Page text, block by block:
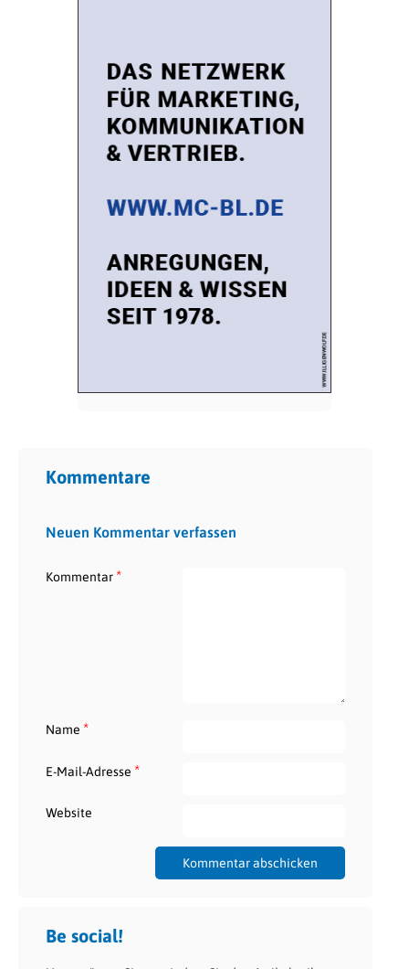
Kommentare
Neuen Kommentar verfassen
Kommentar*
Name *
E-Mail-Adresse *
Website
Be social!